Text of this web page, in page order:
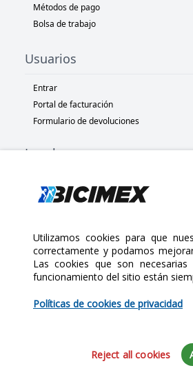
$70.00
Agregar al
Métodos de pago
Bolsa de trabajo
Usuarios
Entrar
Portal de facturación
Formulario de devoluciones
Legal
Políticas de privacidad
Políticas de devolución
Copyright 2025 Bicimex®. All rights
Agosto 8, 2026
Utilizamos cookies para que
correctamente y podamos
Las cookies que son
funcionamiento del sitio están
Políticas de cookies de privacidad
Reject all cookies